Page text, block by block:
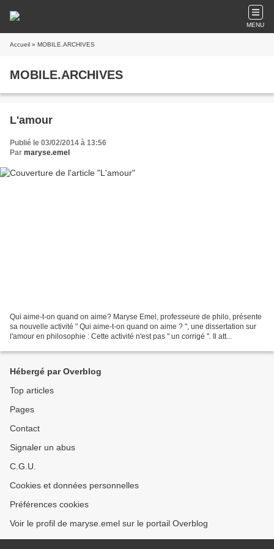
MENU
Accueil » MOBILE.ARCHIVES
MOBILE.ARCHIVES
L'amour
Publié le 03/02/2014 à 13:56
Par maryse.emel
Qui aime-t-on quand on aime? Maryse Emel, professeure de philo, présente
sa nouvelle activité " Qui aime-t-on quand on aime ? ", une dissertation sur
l'amour en philosophie : Cette activité n'est pas " un corrigé ". Il att...
Hébergé par Overblog
Top articles
Pages
Contact
Signaler un abus
C.G.U.
Cookies et données personnelles
Préférences cookies
Voir le profil de maryse.emel sur le portail Overblog